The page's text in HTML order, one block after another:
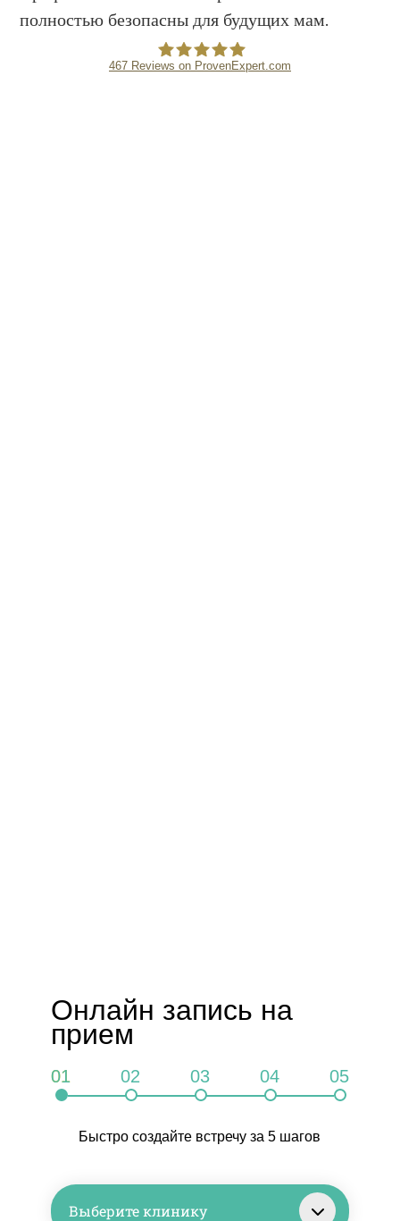
полностью безопасны для будущих мам.
467 Reviews on ProvenExpert.com
Онлайн запись на
прием
01 02 03 04 05
Быстро создайте встречу за 5 шагов
Выберите клинику